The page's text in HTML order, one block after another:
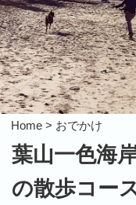
Home > おでかけ
葉山一色海
の散歩コー